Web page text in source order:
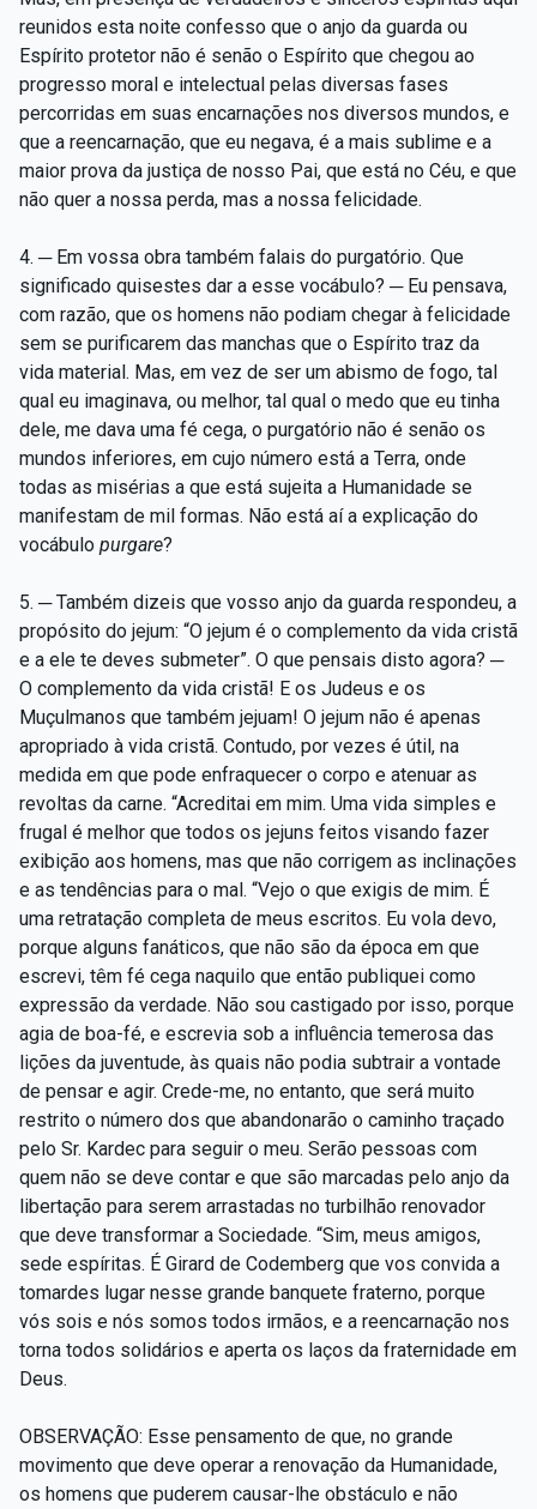
reunidos esta noite confesso que o anjo da guarda ou
Espírito protetor não é senão o Espírito que chegou ao
progresso moral e intelectual pelas diversas fases
percorridas em suas encarnações nos diversos mundos, e
que a reencarnação, que eu negava, é a mais sublime e a
maior prova da justiça de nosso Pai, que está no Céu, e que
não quer a nossa perda, mas a nossa felicidade.
4. ─ Em vossa obra também falais do purgatório. Que
significado quisestes dar a esse vocábulo? ─ Eu pensava,
com razão, que os homens não podiam chegar à felicidade
sem se purificarem das manchas que o Espírito traz da
vida material. Mas, em vez de ser um abismo de fogo, tal
qual eu imaginava, ou melhor, tal qual o medo que eu tinha
dele, me dava uma fé cega, o purgatório não é senão os
mundos inferiores, em cujo número está a Terra, onde
todas as misérias a que está sujeita a Humanidade se
manifestam de mil formas. Não está aí a explicação do
vocábulo purgare?
5. ─ Também dizeis que vosso anjo da guarda respondeu, a
propósito do jejum: “O jejum é o complemento da vida cristã
e a ele te deves submeter”. O que pensais disto agora? ─
O complemento da vida cristã! E os Judeus e os
Muçulmanos que também jejuam! O jejum não é apenas
apropriado à vida cristã. Contudo, por vezes é útil, na
medida em que pode enfraquecer o corpo e atenuar as
revoltas da carne. “Acreditai em mim. Uma vida simples e
frugal é melhor que todos os jejuns feitos visando fazer
exibição aos homens, mas que não corrigem as inclinações
e as tendências para o mal. “Vejo o que exigis de mim. É
uma retratação completa de meus escritos. Eu vola devo,
porque alguns fanáticos, que não são da época em que
escrevi, têm fé cega naquilo que então publiquei como
expressão da verdade. Não sou castigado por isso, porque
agia de boa-fé, e escrevia sob a influência temerosa das
lições da juventude, às quais não podia subtrair a vontade
de pensar e agir. Crede-me, no entanto, que será muito
restrito o número dos que abandonarão o caminho traçado
pelo Sr. Kardec para seguir o meu. Serão pessoas com
quem não se deve contar e que são marcadas pelo anjo da
libertação para serem arrastadas no turbilhão renovador
que deve transformar a Sociedade. “Sim, meus amigos,
sede espíritas. É Girard de Codemberg que vos convida a
tomardes lugar nesse grande banquete fraterno, porque
vós sois e nós somos todos irmãos, e a reencarnação nos
torna todos solidários e aperta os laços da fraternidade em
Deus.
OBSERVAÇÃO: Esse pensamento de que, no grande
movimento que deve operar a renovação da Humanidade,
os homens que puderem causar-lhe obstáculo e não